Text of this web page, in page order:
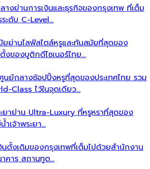
างย่านการเงินและธุรกิจของกรุงเทพ ที่เต็ม
ะดับ C-Level…
ยย่านไลฟ์สไตล์หรูและทันสมัยที่สุดของ
งของบูติกดีไซเนอร์ไทย…
ศูนย์กลางช้อปปิ้งหรูที่สุดของประเทศไทย รวม
Class ไว้ในจุดเดียว…
ยาย่าน Ultra-Luxury ที่หรูหราที่สุดของ
ำเจ้าพระยา…
นดั้งเดิมของกรุงเทพที่เต็มไปด้วยสำนักงาน
คาร สถานทูต…